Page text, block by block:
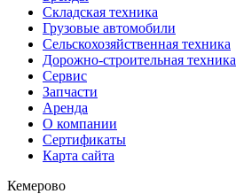
Складская техника
Грузовые автомобили
Сельскохозяйственная техника
Дорожно-строительная техника
Сервис
Запчасти
Аренда
О компании
Сертификаты
Карта сайта
Кемерово